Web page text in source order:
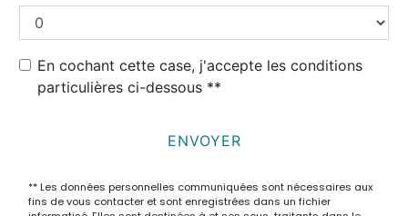
En cochant cette case, j'accepte les conditions
particulières ci-dessous **
ENVOYER
** Les données personnelles communiquées sont nécessaires aux
fins de vous contacter et sont enregistrées dans un fichier